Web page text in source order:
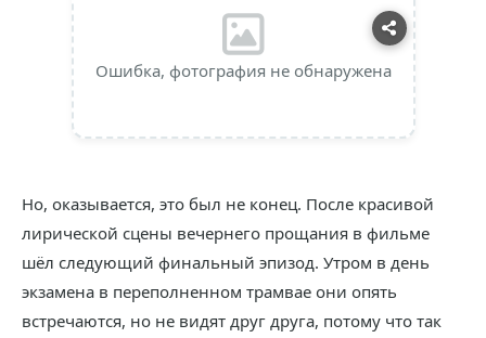
Ошибка, фотография не обнаружена
Но, оказывается, это был не конец. После красивой
лирической сцены вечернего прощания в фильме
шёл следующий финальный эпизод. Утром в день
экзамена в переполненном трамвае они опять
встречаются, но не видят друг друга, потому что так